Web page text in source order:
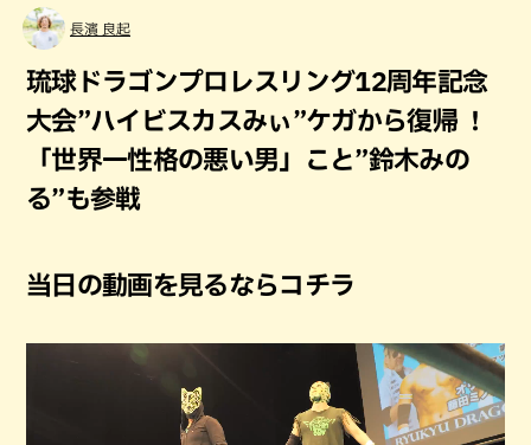
長濱 良起
琉球ドラゴンプロレスリング12周年記念
大会”ハイビスカスみぃ”ケガから復帰 ！
「世界一性格の悪い男」こと”鈴木みの
る”も参戦
当日の動画を見るならコチラ